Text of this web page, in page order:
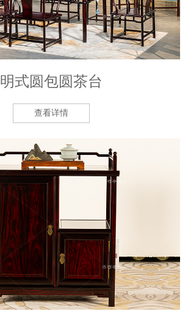
明式圆包圆茶台
查看详情